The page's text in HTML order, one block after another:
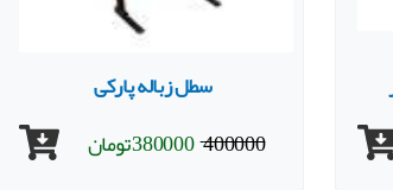
سطل زباله پارکی
400000
380000 تومان